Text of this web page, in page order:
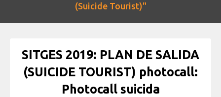
(Suicide Tourist)"
SITGES 2019: PLAN DE SALIDA
(SUICIDE TOURIST) photocall:
Photocall suicida